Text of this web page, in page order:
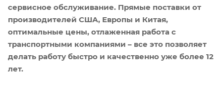
сервисное обслуживание. Прямые поставки от
производителей США, Европы и Китая,
оптимальные цены, отлаженная работа с
транспортными компаниями – все это позволяет
делать работу быстро и качественно уже более 12
лет.